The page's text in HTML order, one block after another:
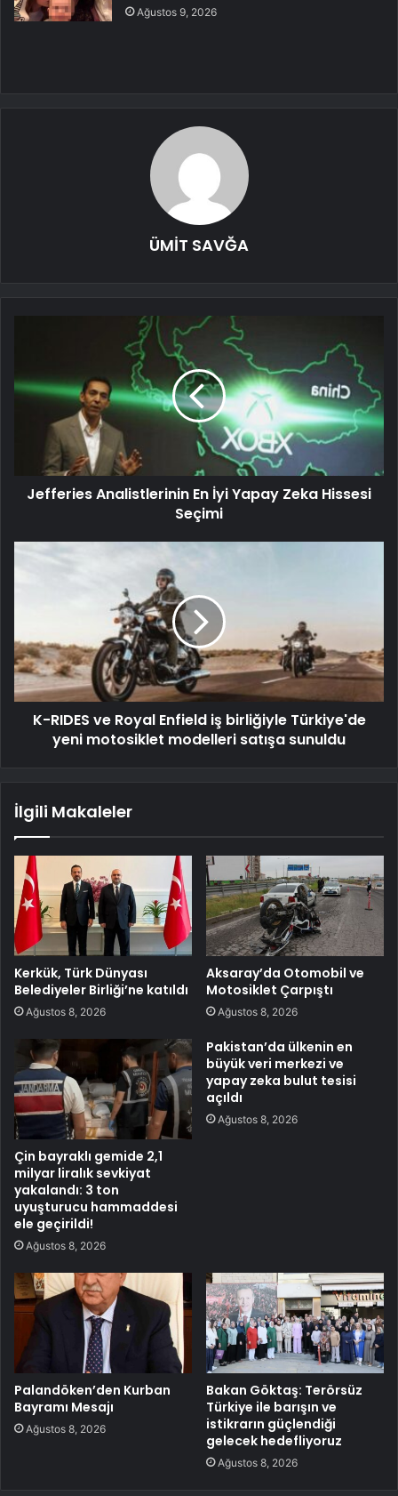
Ağustos 9, 2026
ÜMİT SAVĞA
Jefferies Analistlerinin En İyi Yapay Zeka Hissesi
Seçimi
K-RIDES ve Royal Enfield iş birliğiyle Türkiye'de
yeni motosiklet modelleri satışa sunuldu
İlgili Makaleler
Kerkük, Türk Dünyası
Belediyeler Birliği’ne katıldı
Ağustos 8, 2026
Aksaray’da Otomobil ve
Motosiklet Çarpıştı
Ağustos 8, 2026
Çin bayraklı gemide 2,1
milyar liralık sevkiyat
yakalandı: 3 ton
uyuşturucu hammaddesi
ele geçirildi!
Ağustos 8, 2026
Pakistan’da ülkenin en
büyük veri merkezi ve
yapay zeka bulut tesisi
açıldı
Ağustos 8, 2026
Palandöken’den Kurban
Bayramı Mesajı
Ağustos 8, 2026
Bakan Göktaş: Terörsüz
Türkiye ile barışın ve
istikrarın güçlendiği
gelecek hedefliyoruz
Ağustos 8, 2026